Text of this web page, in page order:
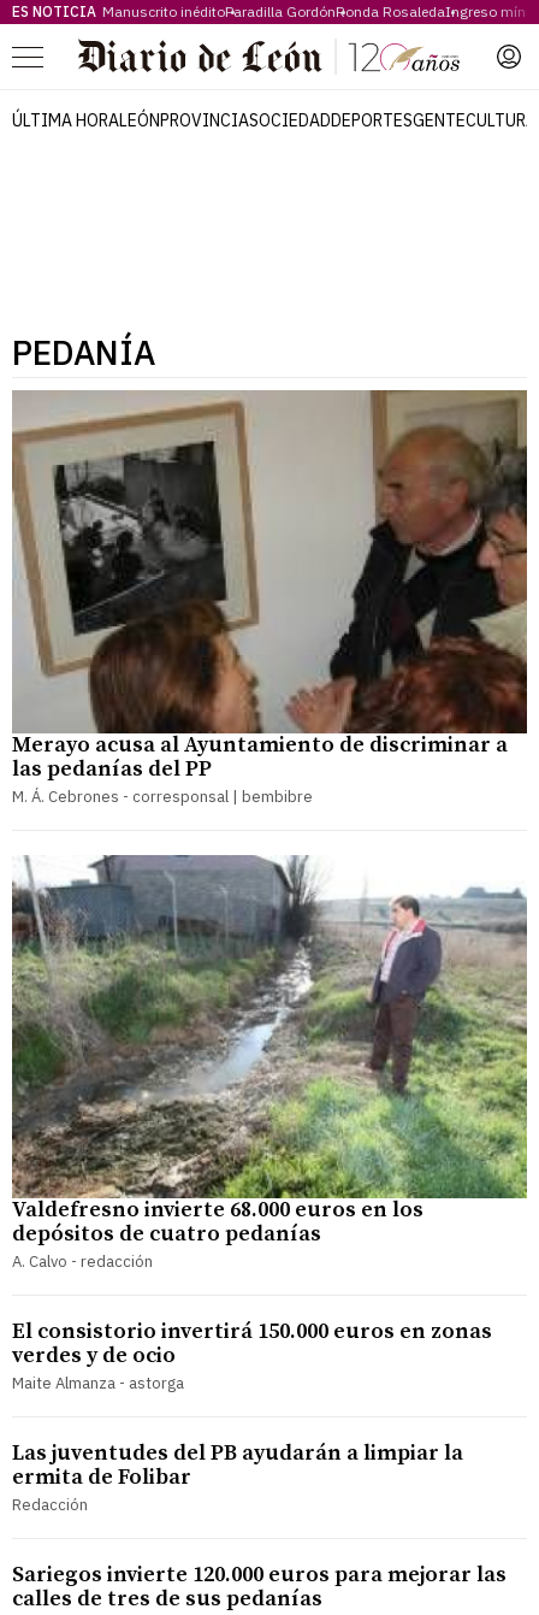
ES NOTICIA Manuscrito inéditoParadilla GordónRonda RosaledaIngreso
Menú
ÚLTIMA HORALEÓNPROVINCIASOCIEDADDEPORTESGENTECULTURA
PEDANÍA
Merayo acusa al Ayuntamiento de discriminar a
las pedanías del PP
M. Á. Cebrones - corresponsal | bembibre
Valdefresno invierte 68.000 euros en los
depósitos de cuatro pedanías
A. Calvo - redacción
El consistorio invertirá 150.000 euros en zonas
verdes y de ocio
Maite Almanza - astorga
Las juventudes del PB ayudarán a limpiar la
ermita de Folibar
Redacción
Sariegos invierte 120.000 euros para mejorar las
calles de tres de sus pedanías